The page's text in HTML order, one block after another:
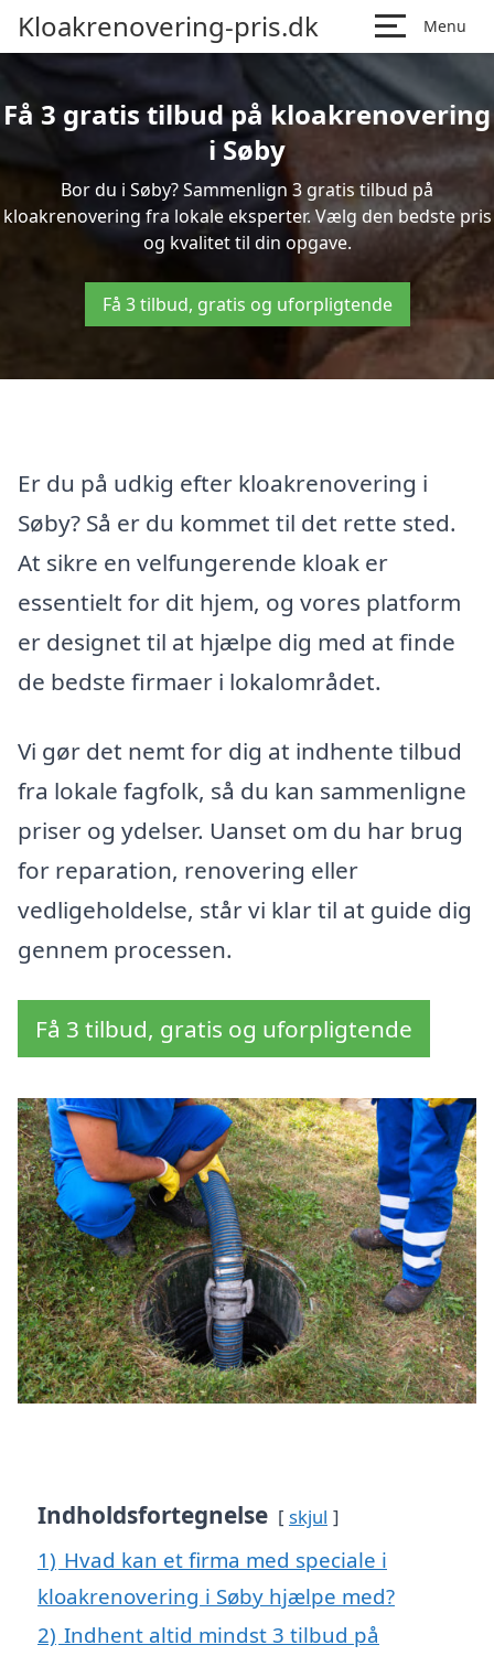
Kloakrenovering-pris.dk Menu
Få 3 gratis tilbud på kloakrenovering
i Søby
Bor du i Søby? Sammenlign 3 gratis tilbud på
kloakrenovering fra lokale eksperter. Vælg den bedste pris
og kvalitet til din opgave.
Få 3 tilbud, gratis og uforpligtende
Er du på udkig efter kloakrenovering i
Søby? Så er du kommet til det rette sted.
At sikre en velfungerende kloak er
essentielt for dit hjem, og vores platform
er designet til at hjælpe dig med at finde
de bedste firmaer i lokalområdet.
Vi gør det nemt for dig at indhente tilbud
fra lokale fagfolk, så du kan sammenligne
priser og ydelser. Uanset om du har brug
for reparation, renovering eller
vedligeholdelse, står vi klar til at guide dig
gennem processen.
Få 3 tilbud, gratis og uforpligtende
Indholdsfortegnelse skjul
1) Hvad kan et firma med speciale i
kloakrenovering i Søby hjælpe med?
2) Indhent altid mindst 3 tilbud på